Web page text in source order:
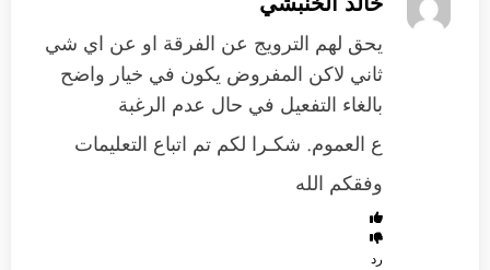
يحق لهم الترويج عن الفرقة او عن اي شي
ثاني لاكن المفروض يكون في خيار واضح
بالغاء التفعيل في حال عدم الرغبة
ع العموم. شكـرا لكم تم اتباع التعليمات
وفقكم الله
رد